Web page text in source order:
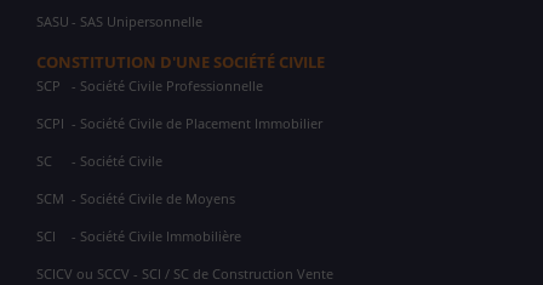
SASU - SAS Unipersonnelle
CONSTITUTION D'UNE SOCIÉTÉ CIVILE
SCP - Société Civile Professionnelle
SCPI - Société Civile de Placement Immobilier
SC - Société Civile
SCM - Société Civile de Moyens
SCI - Société Civile Immobilière
SCICV ou SCCV - SCI / SC de Construction Vente